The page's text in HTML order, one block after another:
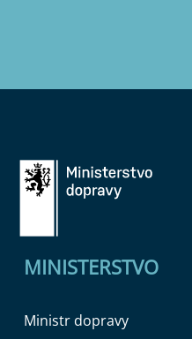
MINISTERSTVO
Ministr dopravy